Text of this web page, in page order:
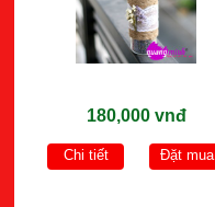
180,000 vnđ
Chi tiết Đặt mua